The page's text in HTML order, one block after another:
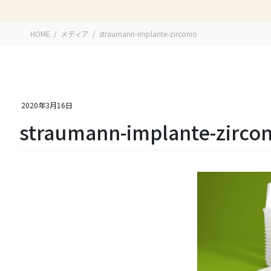
HOME メディア straumann-implante-zirconio
2020年3月16日
straumann-implante-